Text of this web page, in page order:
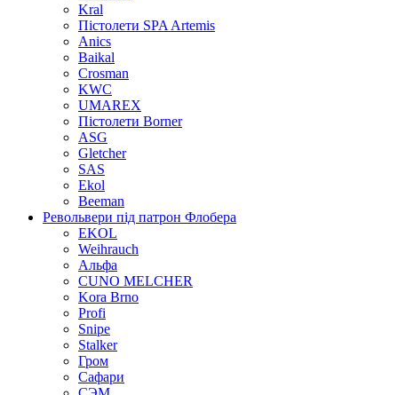
Kral
Пістолети SPA Artemis
Anics
Baikal
Crosman
KWC
UMAREX
Пістолети Borner
ASG
Gletcher
SAS
Ekol
Beeman
Револьвери під патрон Флобера
EKOL
Weihrauch
Альфа
CUNO MELCHER
Kora Brno
Profi
Snipe
Stalker
Гром
Сафари